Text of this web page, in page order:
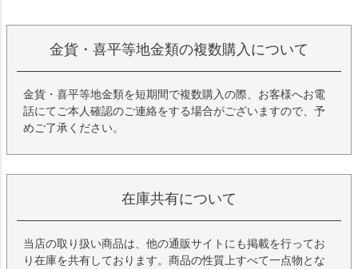
金貨・喜平等地金類の複数購入について
金貨・喜平等地金類を短期間で複数購入の際、お客様へお電
話にてご本人確認のご連絡をする場合がございますので、予
めご了承ください。
在庫共有について
当店の取り扱い商品は、他の通販サイトにも掲載を行ってお
り在庫を共有しております。商品の性質上すべて一点物とな